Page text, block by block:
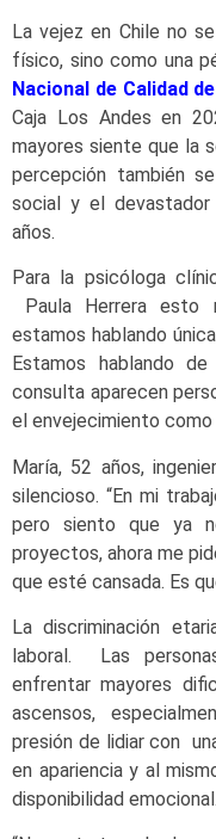
La vejez en Chile no
físico, sino como una
Nacional de Calidad
Caja Los Andes en
mayores siente que la
percepción también
social y el
años.
Para la psicóloga
Paula Herrera esto
estamos hablando
Estamos hablando
consulta aparecen
el envejecimiento como
María, 52 años,
silencioso. “En mi
pero siento que ya
proyectos, ahora me
que esté cansada. Es
La discriminación
laboral. Las
enfrentar mayores
ascensos,
presión de lidiar con
en apariencia y al
disponibilidad emocional.